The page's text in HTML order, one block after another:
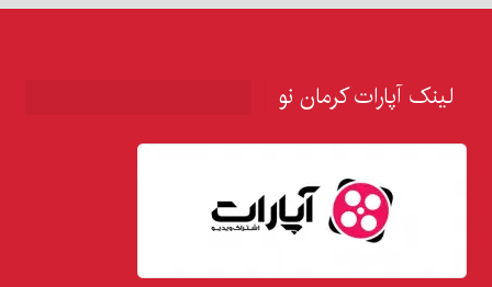
لینک آپارات کرمان نو